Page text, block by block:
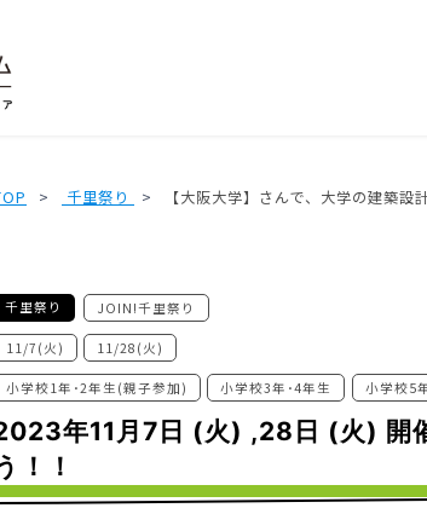
千里祭り 【大阪大学】さんで、大学の建築設
千里祭り JOIN!千里祭り
11/7(火) 11/28(火)
小学校1年･2年生(親子参加) 小学校3年･4年生 小学校5
年11月7日 (火) ,28日 (火) 開
！！